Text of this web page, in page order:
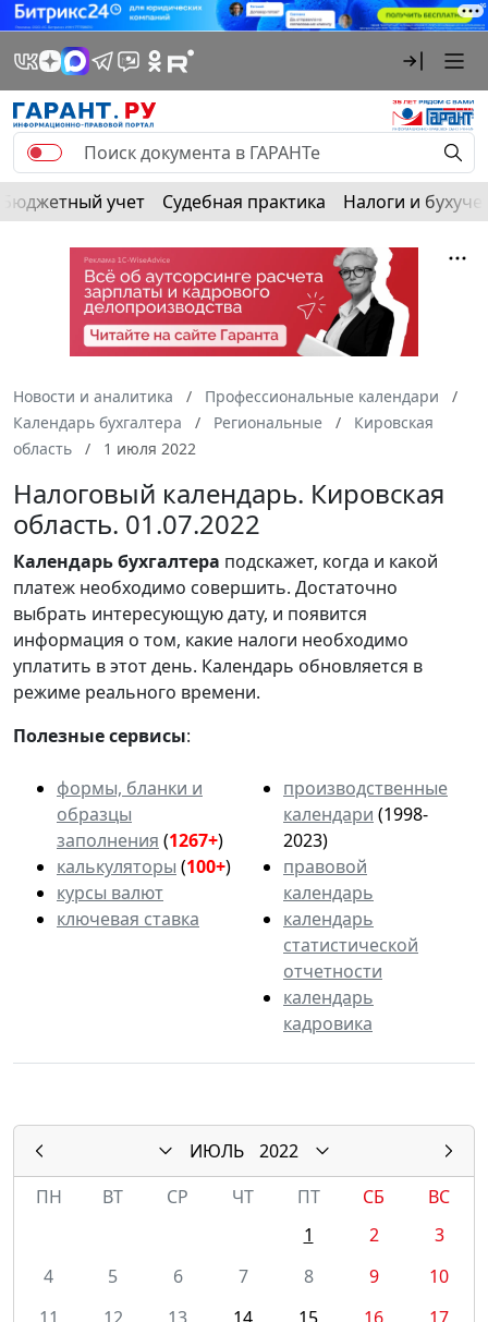
Бюджетный учет Судебная практика Налоги и
Новости и аналитика
Профессиональные календари
Календарь бухгалтера
Региональные
Кировская
область
1 июля 2022
Налоговый календарь. Кировская
область. 01.07.2022
Календарьбухгалтера подскажет, когда и какой
платеж необходимо совершить. Достаточно
выбрать интересующую дату, и появится
информация о том, какие налоги необходимо
уплатить в этот день. Календарь обновляется в
режиме реального времени.
Полезные сервисы:
формы, бланки и
образцы
заполнения (1267+)
калькуляторы (100+)
курсы валют
ключевая ставка
производственные
календари (1998-
2023)
правовой
календарь
календарь
статистической
отчетности
календарь
кадровика
ИЮЛЬ
2022
ПН
ВТ СР ЧТ ПТ СБ
ВС
1
2
3
4
5 6 7 8 9
10